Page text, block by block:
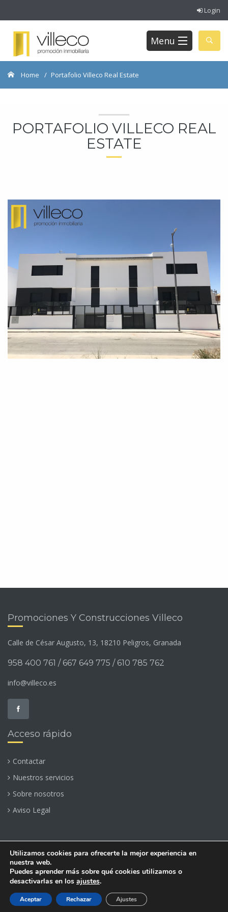
Login
Menu
Home Portafolio Villeco Real Estate
PORTAFOLIO VILLECO REAL
ESTATE
Promociones Y Construcciones Villeco
Calle de César Augusto, 13, 18210 Peligros, Granada
958 400 761 / 667 649 775 / 610 785 762
info@villeco.es
Acceso rápido
Contactar
Nuestros servicios
Sobre nosotros
Aviso Legal
© 2016 TODOS LOS DERECHOS RESERVADOS.
Utilizamos cookies para ofrecerte la mejor experiencia en
nuestra web.
Puedes aprender más sobre qué cookies utilizamos o
desactivarlas en los ajustes.
Aceptar Rechazar Ajustes